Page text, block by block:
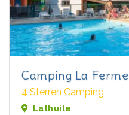
Camping La Ferme
4 Sterren Camping
Lathuile